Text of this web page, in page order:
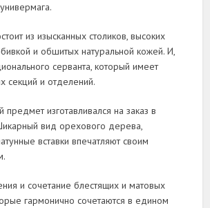
из изысканных столиков, высоких
и обшитых натуральной кожей. И,
серванта, который имеет
секций и отделений.
изготавливался на заказ в
вид орехового дерева,
вставки впечатляют своим
и сочетание блестящих и матовых
гармонично сочетаются в едином